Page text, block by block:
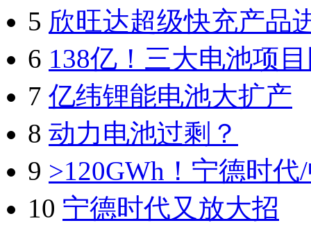
5 欣旺达超级快充产品
6 138亿！三大电池项
7 亿纬锂能电池大扩产
8 动力电池过剩？
9 >120GWh！宁德时
10 宁德时代又放大招